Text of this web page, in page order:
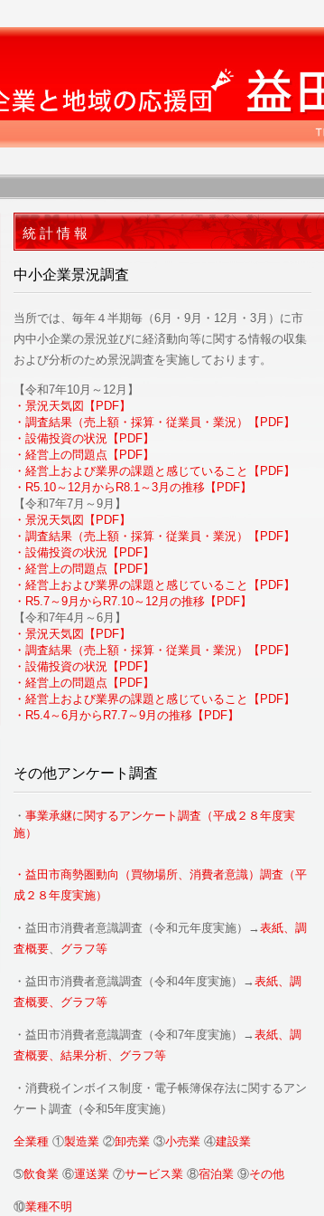
統 計 情 報
中小企業景況調査
当所では、毎年４半期毎（6月・9月・12月・3月）に市
内中小企業の景況並びに経済動向等に関する情報の収集
および分析のため景況調査を実施しております。
【令和7年10月～12月】
・景況天気図【PDF】
・調査結果（売上額・採算・従業員・業況）【PDF】
・設備投資の状況【PDF】
・経営上の問題点【PDF】
・経営上および業界の課題と感じていること【PDF】
・R5.10～12月からR8.1～3月の推移【PDF】
【令和7年7月～9月】
・景況天気図【PDF】
・調査結果（売上額・採算・従業員・業況）【PDF】
・設備投資の状況【PDF】
・経営上の問題点【PDF】
・経営上および業界の課題と感じていること【PDF】
・R5.7～9月からR7.10～12月の推移【PDF】
【令和7年4月～6月】
・景況天気図【PDF】
・調査結果（売上額・採算・従業員・業況）【PDF】
・設備投資の状況【PDF】
・経営上の問題点【PDF】
・経営上および業界の課題と感じていること【PDF】
・R5.4～6月からR7.7～9月の推移【PDF】
その他アンケート調査
・ 事業承継に関するアンケート調査（平成２８年度実
施）
・益田市商勢圏動向（買物場所、消費者意識）調査（平
成２８年度実施）
・益田市消費者意識調査（令和元年度実施）→表紙、調
査概要、 グラフ等
・益田市消費者意識調査（令和4年度実施）→表紙、調
査概要、 グラフ等
・益田市消費者意識調査（令和7年度実施）→表紙、調
査概要、 結果分析、 グラフ等
・消費税インボイス制度・電子帳簿保存法に関するアン
ケート調査（令和5年度実施）
全業種 ①製造業 ②卸売業 ③小売業 ④建設業
➄飲食業 ⑥運送業 ⑦サービス業 ⑧宿泊業 ⑨その他
⑩業種不明